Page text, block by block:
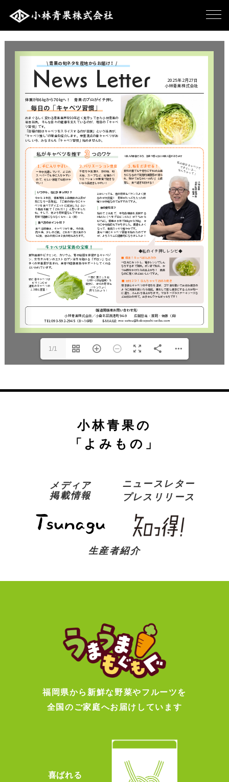
1/1
小林青果の
「よみもの」
メディア
掲載情報
ニュースレター
プレスリリース
生産者紹介
福岡県から新鮮な野菜やフルーツを
全国のご家庭へお届けしています
喜ばれる